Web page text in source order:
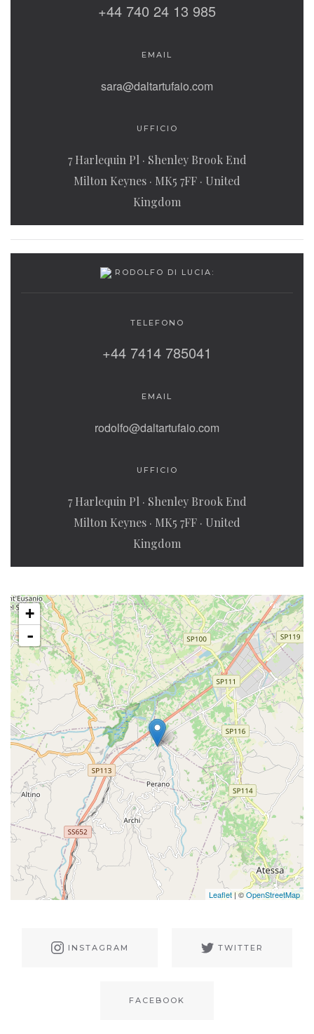
+44 740 24 13 985
EMAIL
sara@daltartufaio.com
UFFICIO
7 Harlequin Pl · Shenley Brook End
Milton Keynes · MK5 7FF · United
Kingdom
RODOLFO DI LUCIA:
TELEFONO
+44 7414 785041
EMAIL
rodolfo@daltartufaio.com
UFFICIO
7 Harlequin Pl · Shenley Brook End
Milton Keynes · MK5 7FF · United
Kingdom
+
-
Leaflet| ©OpenStreetMap
INSTAGRAM TWITTER
FACEBOOK